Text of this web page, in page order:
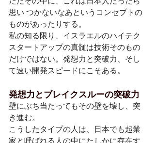
思い つかないなあというコンセプトの
ものがあったりする。
私の知る限り、イスラエルのハイテク
スタートアップの真髄は技術そのもの
だけではない。発想力と突破力、そし
て速い開発スピードにこそある。
発想力とブレイクスルーの突破力
壁にぶち当たってもその壁を壊し、突
き進む。
こうしたタイプの人は、日本でも起業
家と呼ばれる人の中にたしかに存在す